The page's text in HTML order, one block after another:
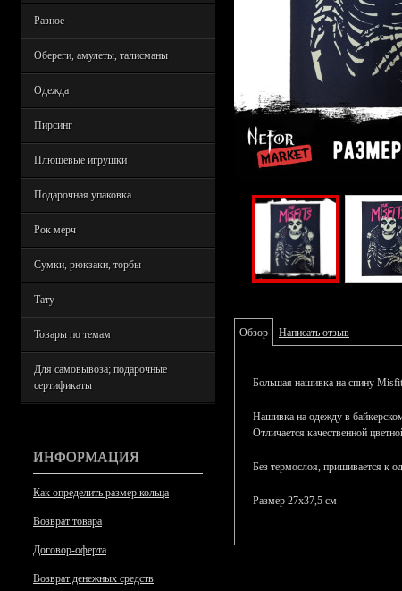
Разное
Обереги, амулеты, талисманы
Одежда
Пирсинг
Плюшевые игрушки
Подарочная упаковка
Рок мерч
Сумки, рюкзаки, торбы
Тату
Товары по темам
Для самовывоза; подарочные
сертификаты
ИНФОРМАЦИЯ
Как определить размер кольца
Возврат товара
Договор-оферта
Возврат денежных средств
Обзор Написать отзыв
Большая нашивка на спину
Нашивка на одежду в
Отличается качественной
Без термослоя, пришивается к
Размер 27х37,5 см